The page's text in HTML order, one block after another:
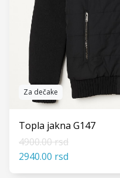
Za dečake
Topla jakna G147
4900.00 rsd
2940.00 rsd